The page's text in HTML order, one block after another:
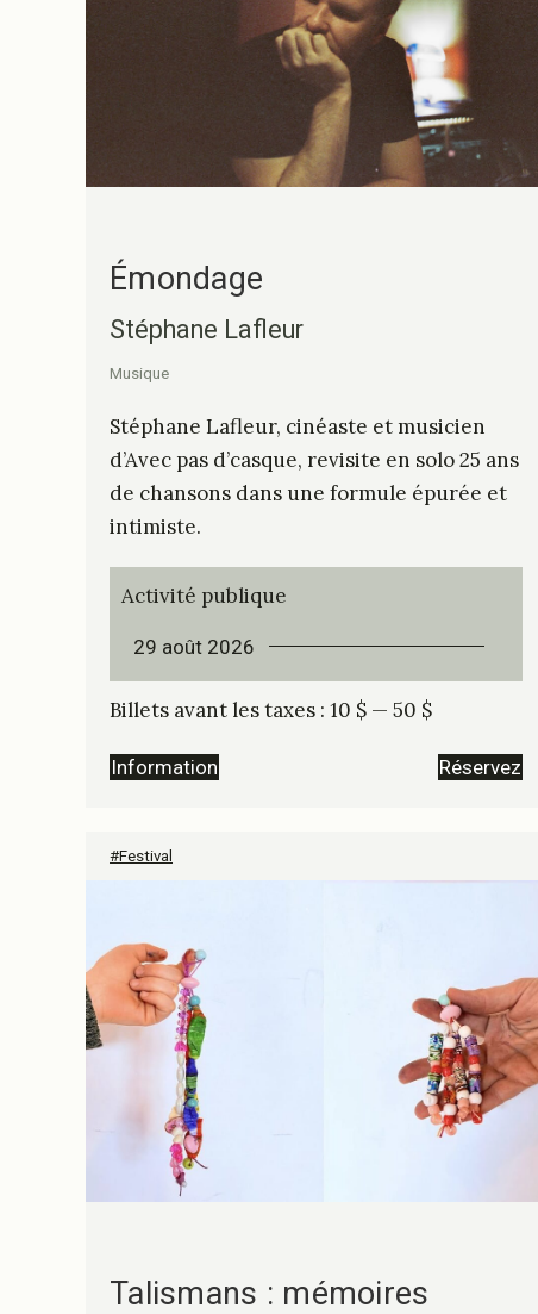
Émondage
Stéphane Lafleur
Musique
Stéphane Lafleur, cinéaste et musicien
d’Avec pas d’casque, revisite en solo 25 ans
de chansons dans une formule épurée et
intimiste.
Activité publique
29 août 2026
Billets avant les taxes : 10 $ — 50 $
Information Réservez
#Festival
Talismans : mémoires